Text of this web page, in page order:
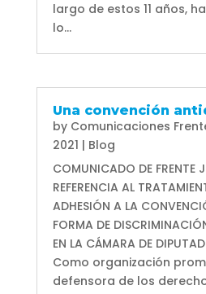
largo de estos 11 años,
lo...
Una convención
by Comunicaciones
2021 | Blog
COMUNICADO DE FRENTE
REFERENCIA AL
ADHESIÓN A LA
FORMA DE
EN LA CÁMARA DE
Como organización
defensora de los